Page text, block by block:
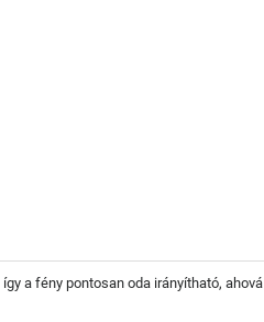
a fény pontosan oda irányítható, ahová